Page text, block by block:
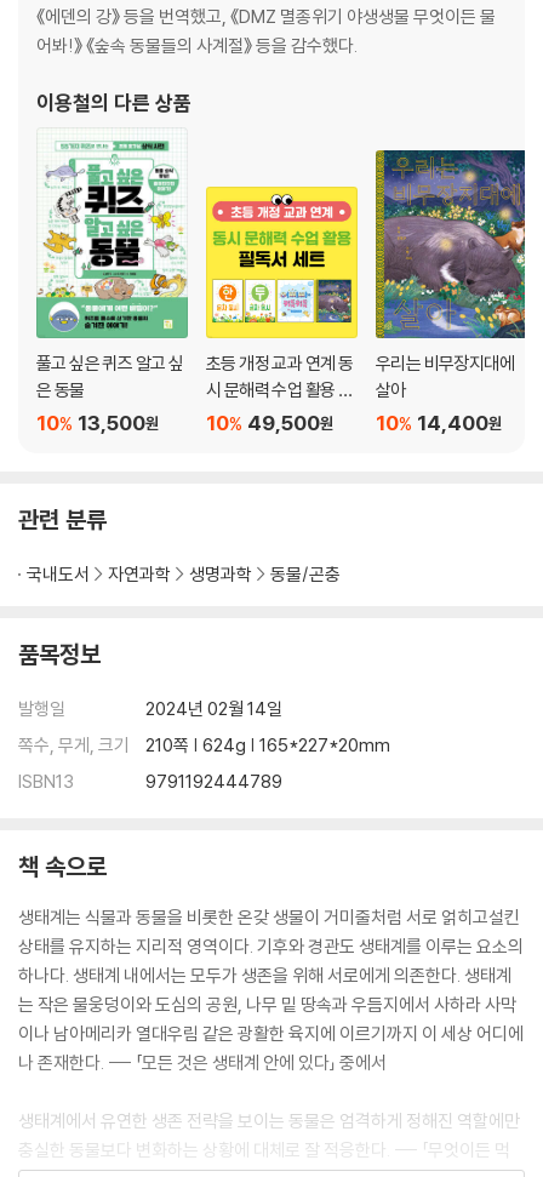
《에덴의 강》 등을 번역했고, 《DMZ 멸종위기 야생생물 무엇이든 물
어봐!》 《숲속 동물들의 사계절》 등을 감수했다.
이용철의 다른 상품
풀고 싶은 퀴즈 알고 싶
은 동물
13,500원
10%
초등 개정 교과 연계 동
시 문해력 수업 활용 필
독서 세트49,500원
10%
우리는 비무장지대에
살아
14,400원
10%
관련 분류
국내도서 자연과학 생명과학 동물/곤충
품목정보
발행일
2024년 02월 14일
쪽수, 무게, 크기
210쪽 | 624g | 165*227*20mm
ISBN13
9791192444789
책 속으로
생태계는 식물과 동물을 비롯한 온갖 생물이 거미줄처럼 서로 얽히고설킨
상태를 유지하는 지리적 영역이다. 기후와 경관도 생태계를 이루는 요소의
하나다. 생태계 내에서는 모두가 생존을 위해 서로에게 의존한다. 생태계
는 작은 물웅덩이와 도심의 공원, 나무 밑 땅속과 우듬지에서 사하라 사막
이나 남아메리카 열대우림 같은 광활한 육지에 이르기까지 이 세상 어디에
나 존재한다. --- 「모든 것은 생태계 안에 있다」 중에서
생태계에서 유연한 생존 전략을 보이는 동물은 엄격하게 정해진 역할에만
충실한 동물보다 변화하는 상황에 대체로 잘 적응한다. --- 「무엇이든 먹